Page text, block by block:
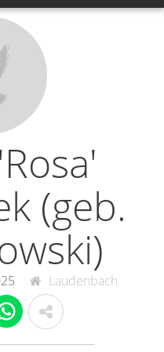
(geb.
Laudenbach